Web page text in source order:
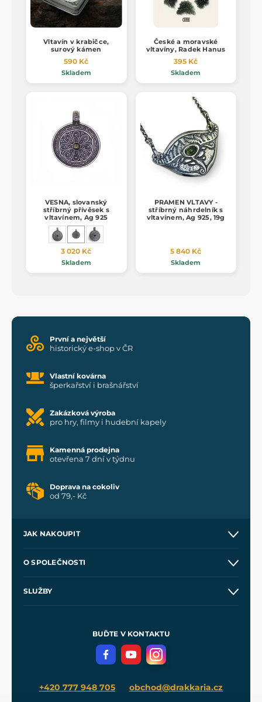
Vltavín v krabičce,
surový kámen
590 Kč
Skladem
České a moravské
vltavíny, Radek Hanus
395 Kč
Skladem
VESNA, slovanský
stříbrný přívěsek s
vltavínem, Ag 925
3 020 Kč
Skladem
PRAMEN VLTAVY -
stříbrný náhrdelník s
vltavínem, Ag 925, 19g
5 840 Kč
Skladem
První a největší
historický e-shop v ČR
Vlastní kovárna
šperkařství i brašnářství
Zakázková výroba
pro hry, filmy i hudební kapely
Kamenná prodejna
otevřena 7 dní v týdnu
Doprava na cokoliv
od 79,- Kč
JAK NAKOUPIT
Velkoobchod
O SPOLEČNOSTI
SLUŽBY
Meče pro Kingdom Come
BUĎTE V KONTAKTU
+420 777 948 705 obchod@drakkaria.cz